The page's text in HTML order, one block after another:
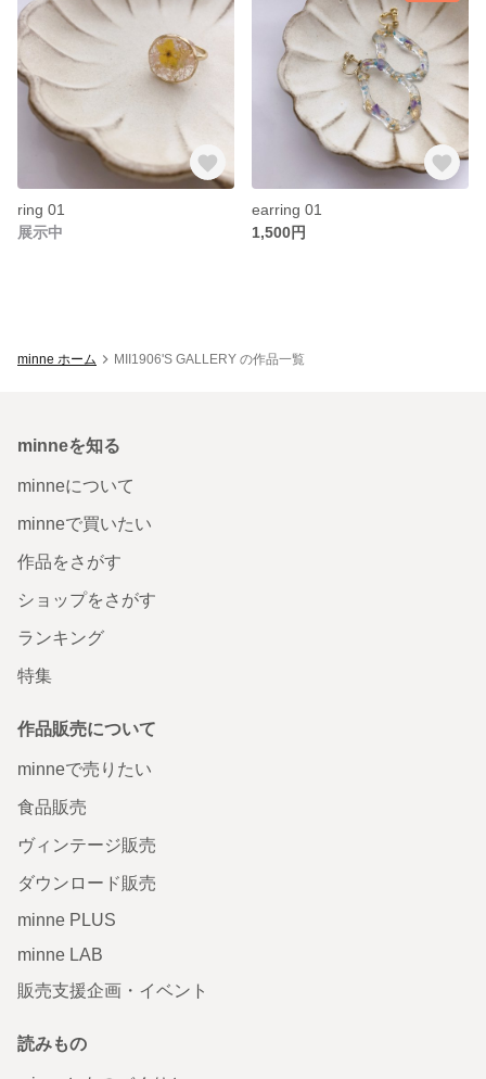
ring 01
展示中
earring 01
1,500円
minne ホーム MII1906'S GALLERY の作品一覧
minneを知る
minneについて
minneで買いたい
作品をさがす
ショップをさがす
ランキング
特集
作品販売について
minneで売りたい
食品販売
ヴィンテージ販売
ダウンロード販売
minne PLUS
minne LAB
販売支援企画・イベント
読みもの